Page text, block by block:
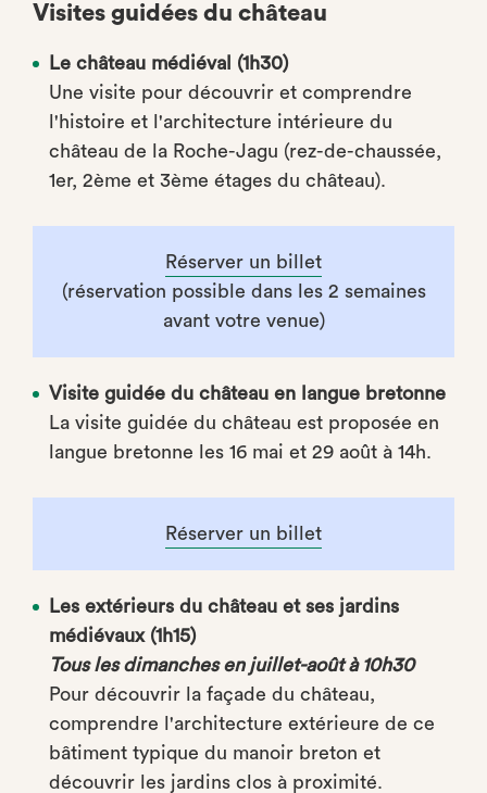
Visites guidées du château
Le château médiéval (1h30)
Une visite pour découvrir et comprendre
l'histoire et l'architecture intérieure du
château de la Roche-Jagu (rez-de-chaussée,
1er, 2ème et 3ème étages du château).
Réserver un billet
(réservation possible dans les 2 semaines
avant votre venue)
Visite guidée du château en langue bretonne
La visite guidée du château est proposée en
langue bretonne les 16 mai et 29 août à 14h.
Réserver un billet
Les extérieurs du château et ses jardins
médiévaux (1h15)
Tous les dimanches en juillet-août à 10h30
Pour découvrir la façade du château,
comprendre l'architecture extérieure de ce
bâtiment typique du manoir breton et
découvrir les jardins clos à proximité.